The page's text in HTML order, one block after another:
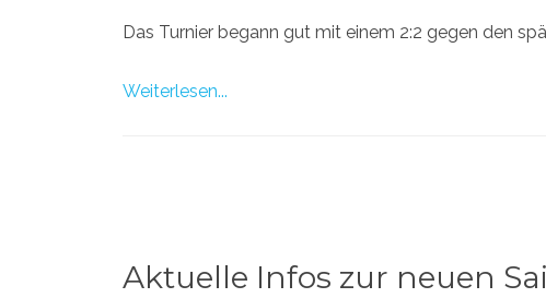
Das Turnier begann gut mit einem 2:2 gegen den
Weiterlesen...
Aktuelle Infos zur neuen